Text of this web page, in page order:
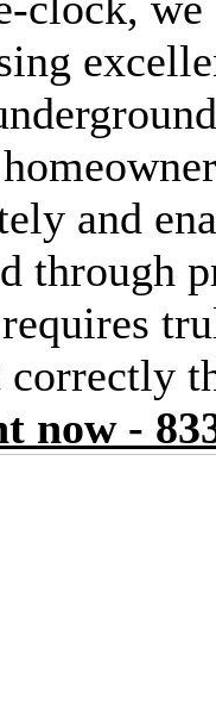
and
through
correctly
now -